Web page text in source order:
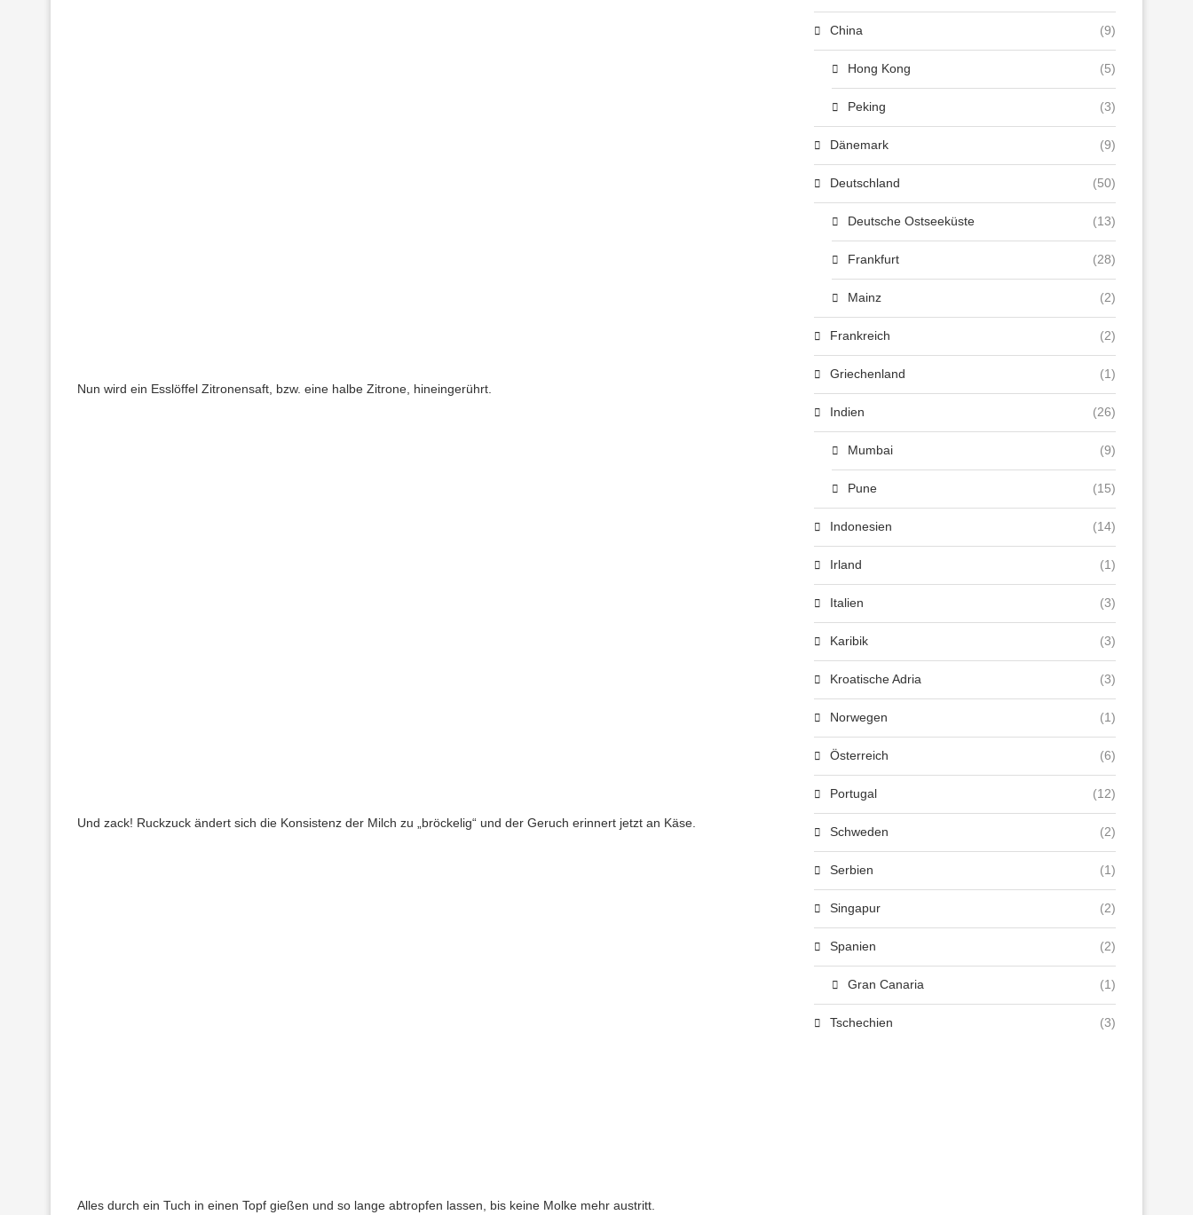
Nun wird ein Esslöffel Zitronensaft, bzw. eine halbe Zitrone, hineingerührt.
Und zack! Ruckzuck ändert sich die Konsistenz der Milch zu „bröckelig“ und der Geruch erinnert jetzt an Käse.
Alles durch ein Tuch in einen Topf gießen und so lange abtropfen lassen, bis keine Molke mehr austritt.
China (9)
Hong Kong (5)
Peking (3)
Dänemark (9)
Deutschland (50)
Deutsche Ostseeküste (13)
Frankfurt (28)
Mainz (2)
Frankreich (2)
Griechenland (1)
Indien (26)
Mumbai (9)
Pune (15)
Indonesien (14)
Irland (1)
Italien (3)
Karibik (3)
Kroatische Adria (3)
Norwegen (1)
Österreich (6)
Portugal (12)
Schweden (2)
Serbien (1)
Singapur (2)
Spanien (2)
Gran Canaria (1)
Tschechien (3)